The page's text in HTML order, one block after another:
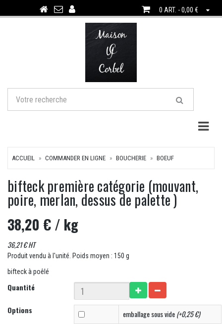
0 ART. - 0,00 €
ACCUEIL COMMANDER EN LIGNE BOUCHERIE BOEUF
bifteck première catégorie (mouvant,
poire, merlan, dessus de palette )
38,20 €/ kg
36,21 € HT
Produit vendu à l'unité. Poids moyen : 150 g
bifteck à poêlé
Quantité
Options emballage sous vide(+0,25 €)